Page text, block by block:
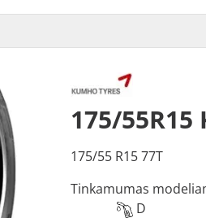
175/55R15
175/55 R15 77T
Tinkamumas
D